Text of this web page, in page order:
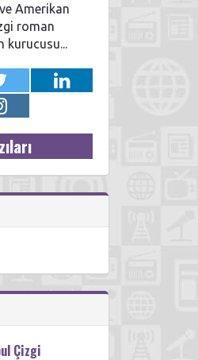
Amerikan
roman
kurucusu...
Çizgi